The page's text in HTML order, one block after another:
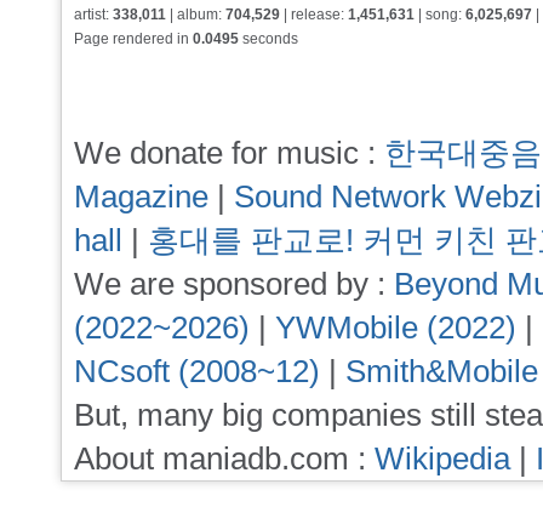
artist: 338,011 | album: 704,529 | release: 1,451,631 | song: 6,025,697
Page rendered in 0.0495 seconds
We donate for music : 한국대중
Magazine | Sound Network
hall | 홍대를 판교로! 커먼 키친
We are sponsored by : Beyond
(2022~2026) | YWMobile (2022) |
NCsoft (2008~12) |
But, many big companies still
About maniadb.com : Wikipedia|